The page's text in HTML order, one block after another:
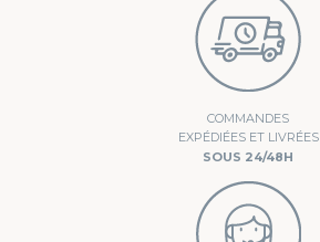
COMMANDES
EXPÉDIÉES ET LIVRÉES
SOUS 24/48H